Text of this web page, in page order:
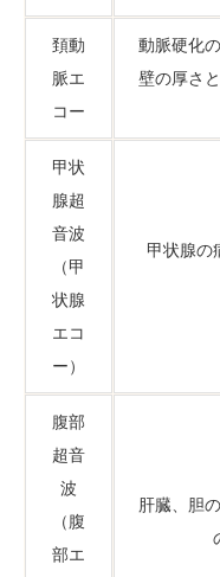
頚動
脈エ
コー
動脈硬化
壁の厚さ
甲状
腺超
音波
（甲
状腺
エコ
ー）
甲状腺の
腹部
超音
波
（腹
部エ
肝臓、胆